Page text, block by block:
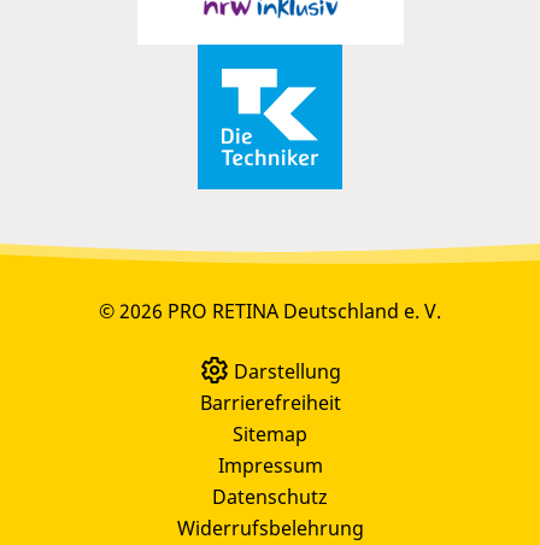
© 2026 PRO RETINA Deutschland e. V.
Darstellung
Barrierefreiheit
Sitemap
Impressum
Datenschutz
Widerrufsbelehrung